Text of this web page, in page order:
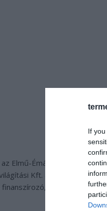
If
Elmű-Émász
Kft. a felállított
a Hofeka cég